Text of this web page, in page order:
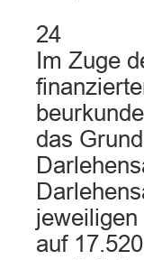
24
Im Zuge
das
auf